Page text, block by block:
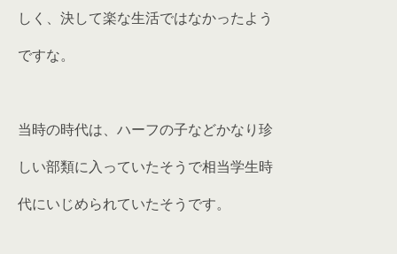
しく、決して楽な生活ではなかったよう
ですな。
当時の時代は、ハーフの子などかなり珍
しい部類に入っていたそうで相当学生時
代にいじめられていたそうです。